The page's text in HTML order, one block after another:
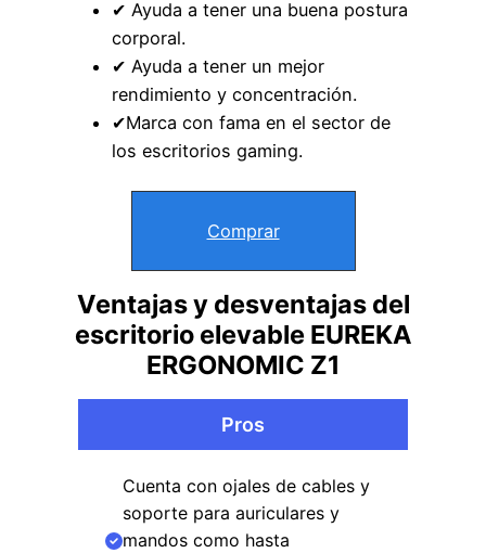
✔ Ayuda a tener una buena postura
corporal.
✔ Ayuda a tener un mejor
rendimiento y concentración.
✔Marca con fama en el sector de
los escritorios gaming.
Comprar
Ventajas y desventajas del
escritorio elevable EUREKA
ERGONOMIC Z1
Pros
Cuenta con ojales de cables y
soporte para auriculares y
mandos como hasta